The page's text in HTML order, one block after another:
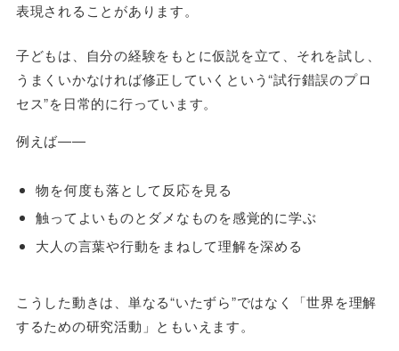
表現されることがあります。
子どもは、自分の経験をもとに仮説を立て、それを試し、
うまくいかなければ修正していくという“試行錯誤のプロ
セス”を日常的に行っています。
例えば――
物を何度も落として反応を見る
触ってよいものとダメなものを感覚的に学ぶ
大人の言葉や行動をまねして理解を深める
こうした動きは、単なる“いたずら”ではなく「世界を理解
するための研究活動」ともいえます。